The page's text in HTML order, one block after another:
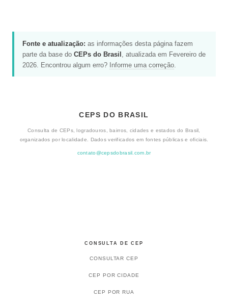
Fonte e atualização: as informações desta página fazem
parte da base do CEPs do Brasil , atualizada em Fevereiro de
2026. Encontrou algum erro? Informe uma correção
CEPS DO BRASIL
Consulta de CEPs, logradouros, bairros, cidades e estados do Brasil,
organizados por localidade. Dados verificados em fontes públicas e oficiais.
contato@cepsdobrasil.com.br
CONSULTA DE CEP
CONSULTAR CEP
CEP POR CIDADE
CEP POR RUA